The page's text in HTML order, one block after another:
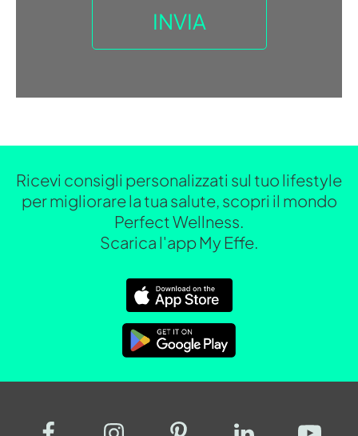
Ricevi consigli personalizzati sul tuo lifestyle
per migliorare la tua salute, scopri il mondo
Perfect Wellness.
Scarica l'app My Effe.